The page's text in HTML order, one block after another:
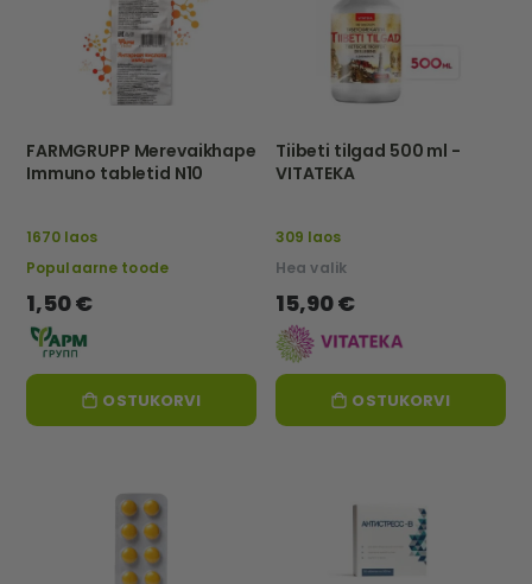
FARMGRUPP Merevaikhape
Immuno tabletid N10
1670 laos
Populaarne toode
1,50 €
OSTUKORVI
Tiibeti tilgad 500 ml -
VITATEKA
309 laos
Hea valik
15,90 €
OSTUKORVI